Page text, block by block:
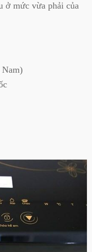
ở mức vừa phải của
Nam)